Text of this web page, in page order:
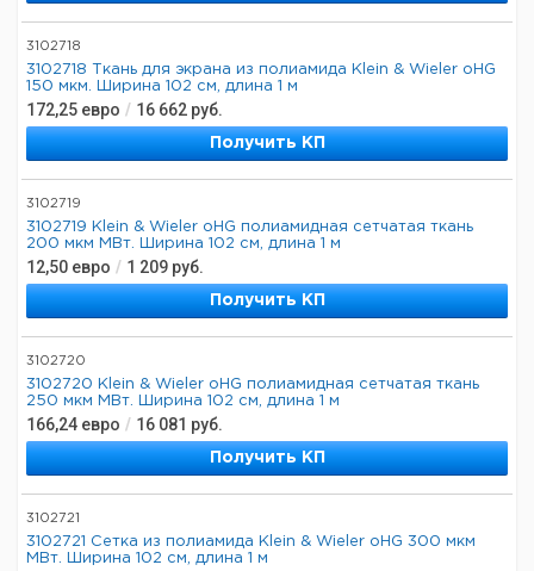
3102718
3102718 Ткань для экрана из полиамида Klein & Wieler oHG
150 мкм. Ширина 102 см, длина 1 м
172,25 евро / 16 662 руб.
Получить КП
3102719
3102719 Klein & Wieler oHG полиамидная сетчатая ткань
200 мкм МВт. Ширина 102 см, длина 1 м
12,50 евро / 1 209 руб.
Получить КП
3102720
3102720 Klein & Wieler oHG полиамидная сетчатая ткань
250 мкм МВт. Ширина 102 см, длина 1 м
166,24 евро / 16 081 руб.
Получить КП
3102721
3102721 Сетка из полиамида Klein & Wieler oHG 300 мкм
МВт. Ширина 102 см, длина 1 м